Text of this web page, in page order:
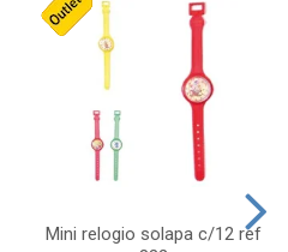
Mini relogio solapa c/12 ref